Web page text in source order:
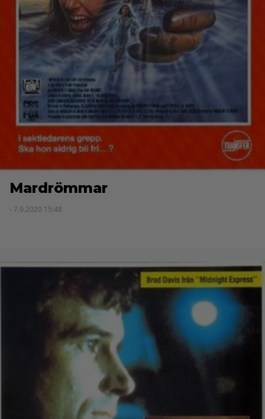
Mardrömmar
- 7.9.2020 15:48